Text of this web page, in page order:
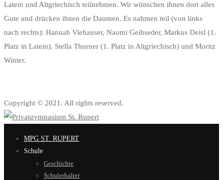
Latein und Altgriechisch teilnehmen. Wir wünschen ihnen dort alles
Gute und drücken ihnen die Daumen. Es nahmen teil (von links
nach rechts): Hannah Viehauser, Naomi Geihseder, Markus Deisl (1.
Platz in Latein), Stella Thurner (1. Platz in Altgriechisch) und Moritz
Winter.
Copyright © 2021. All rights reserved.
MPG ST. RUPERT
Schule
Geschichte
Schulerhalter